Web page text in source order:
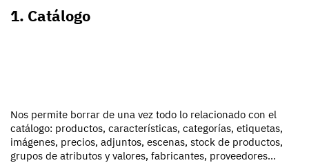
1. Catálogo
Nos permite borrar de una vez todo lo relacionado con el
catálogo: productos, características, categorías, etiquetas,
imágenes, precios, adjuntos, escenas, stock de productos,
grupos de atributos y valores, fabricantes, proveedores…